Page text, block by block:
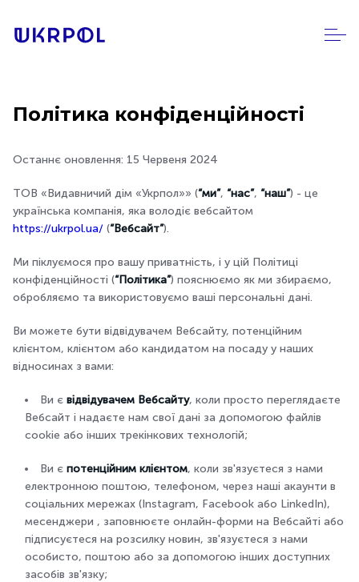
Політика конфіденційності
Останнє оновлення: 15 Червеня 2024
ТОВ «Видавничий дім «Укрпол»» (“ми”, “нас”, “наш”) - це
українська компанія, яка володіє вебсайтом
https://ukrpol.ua/ (“Вебсайт”).
Ми піклуємося про вашу приватність, і у цій Політиці
конфіденційності (“Політика”) пояснюємо як ми збираємо,
обробляємо та використовуємо ваші персональні дані.
Ви можете бути відвідувачем Вебсайту, потенційним
клієнтом, клієнтом або кандидатом на посаду у наших
відносинах з вами:
Ви є відвідувачем Вебсайту, коли просто переглядаєте
Вебсайт і надаєте нам свої дані за допомогою файлів
cookie або інших трекінкових технологій;
Ви є потенційним клієнтом, коли зв'язуєтеся з нами
електронною поштою, телефоном, через наші акаунти в
соціальних мережах (Instagram, Facebook або LinkedIn),
месенджери , заповнюєте онлайн-форми на Вебсайті або
підписуєтеся на розсилку новин, зв'язуєтеся з нами
особисто, поштою або за допомогою інших доступних
засобів зв'язку;